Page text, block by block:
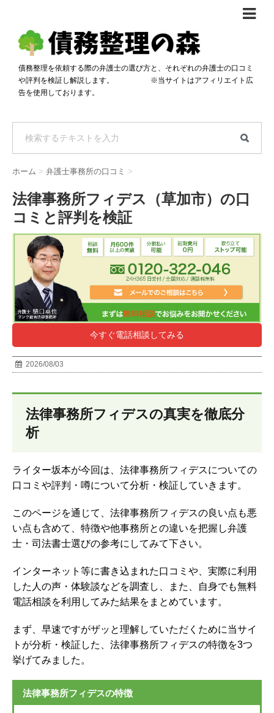
債務整理体験談
おすすめ
料金比較
自己破産・個人再生料金比較
過払い金料金比較
専門家の選び方
料金で選ぶ
着手金無料で選ぶ
24時間年中無休で選ぶ
匿名借金相談
債務整理を依頼する際の弁護士の選び方と、それぞれの弁護士の口コミ
や評判を検証し解説します。 ※当サイトはアフィリエイト広
告を使用しております。
ホーム > 弁護士事務所の口コミ >
法律事務所フィデス（草加市）の口
コミと評判を検証
今すぐ電話相談してみる
2026/08/03
法律事務所フィデスの真実を徹底分
析
ライター坂本が今回は、法律事務所フィデスについての
口コミや評判・噂について分析・検証していきます。
このページを通じて、法律事務所フィデスの良い点も悪
い点も含めて、特徴や他事務所との違いを把握し弁護
士・司法書士選びの参考にしてみて下さい。
インターネット等に書き込まれた口コミや、実際に利用
した人の声・体験談などを調査し、
また、自身でも無料
電話相談を利用してみた結果をまとめています。
まず、早速ですがザッと理解していただくために当サイ
トが分析・検証した、法律事務所フィデスの特徴を3つ
挙げてみました。
法律事務所フィデスの特徴